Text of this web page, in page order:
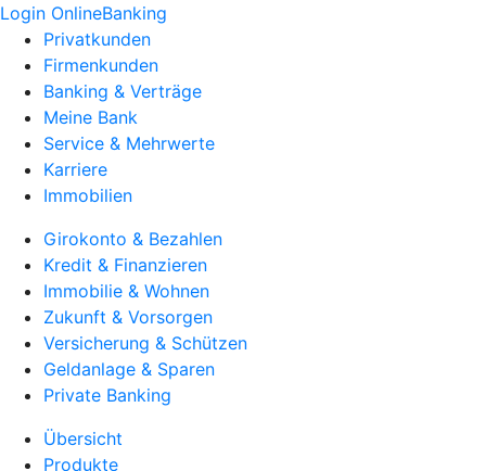
Login OnlineBanking
Privatkunden
Firmenkunden
Banking & Verträge
Meine Bank
Service & Mehrwerte
Karriere
Immobilien
Girokonto & Bezahlen
Kredit & Finanzieren
Immobilie & Wohnen
Zukunft & Vorsorgen
Versicherung & Schützen
Geldanlage & Sparen
Private Banking
Übersicht
Produkte